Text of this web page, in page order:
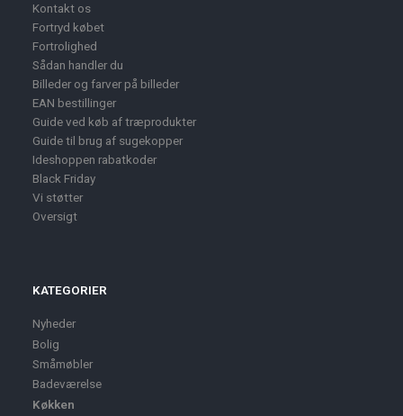
Kontakt os
Fortryd købet
Fortrolighed
Sådan handler du
Billeder og farver på billeder
EAN bestillinger
Guide ved køb af træprodukter
Guide til brug af sugekopper
Ideshoppen rabatkoder
Black Friday
Vi støtter
Oversigt
KATEGORIER
Nyheder
Bolig
Småmøbler
Badeværelse
Køkken